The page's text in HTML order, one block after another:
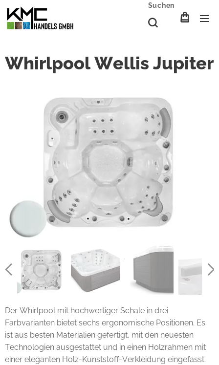
Suchen
Whirlpool Wellis Jupiter
Der Whirlpool mit hochwertiger Schale in drei
Farbvarianten bietet sechs ergonomische Positionen. Es
ist aus besten Materialien gefertigt, mit den neuesten
Technologien ausgestattet und in einen Holzrahmen mit
einer eleganten Holz-Kunststoff-Verkleidung eingefasst.